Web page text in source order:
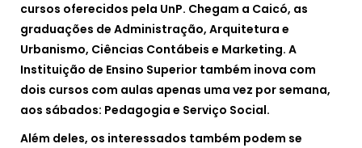
cursos oferecidos pela UnP. Chegam a Caicó, as
graduações de Administração, Arquitetura e
Urbanismo, Ciências Contábeis e Marketing. A
Instituição de Ensino Superior também inova com
dois cursos com aulas apenas uma vez por semana,
aos sábados: Pedagogia e Serviço Social.
Além deles, os interessados também podem se